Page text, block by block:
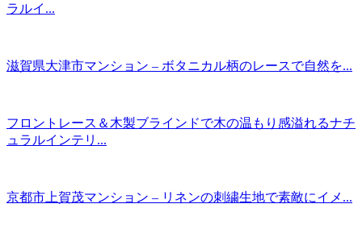
ラルイ...
滋賀県大津市マンション – ボタニカル柄のレースで自然を...
フロントレース＆木製ブラインドで木の温もり感溢れるナチ
ュラルインテリ...
京都市上賀茂マンション – リネンの刺繍生地で素敵にイメ...